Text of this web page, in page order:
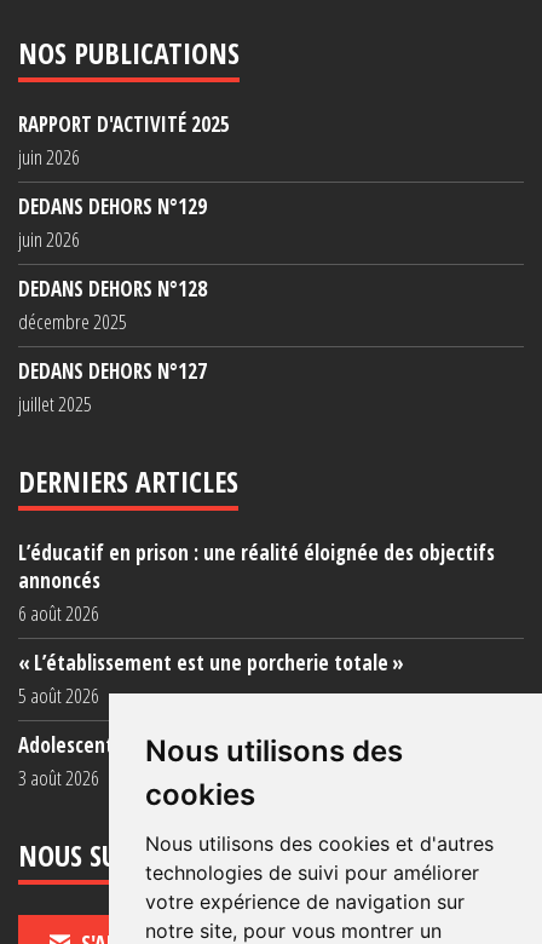
Nous utilisons des
cookies
Nous utilisons des cookies et d'autres
technologies de suivi pour améliorer
votre expérience de navigation sur
notre site, pour vous montrer un
NOS PUBLICATIONS
RAPPORT D'ACTIVITÉ 2025
juin 2026
DEDANS DEHORS N°129
juin 2026
DEDANS DEHORS N°128
décembre 2025
DEDANS DEHORS N°127
juillet 2025
DERNIERS ARTICLES
L’éducatif en prison : une réalité éloignée des objectifs
annoncés
6 août 2026
« L’établissement est une porcherie totale »
5 août 2026
Adolescent·es incarcéré·es : une faillite collective
3 août 2026
NOUS SUIVRE